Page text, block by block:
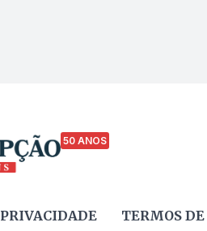
50 ANOS
PRIVACIDADE TERMOS DE